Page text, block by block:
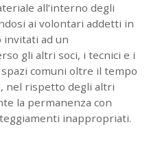
all’interno degli
ai volontari addetti in
invitati ad un
gli altri soci, i tecnici e i
comuni oltre il tempo
nel rispetto degli altri
la permanenza con
inappropriati.